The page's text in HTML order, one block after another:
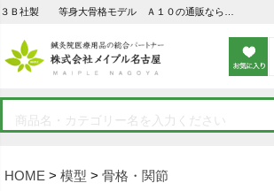
HOME 模型
骨格・関節